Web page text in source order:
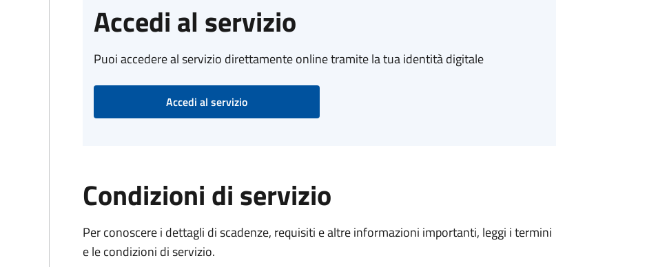
Accedi al servizio
Puoi accedere al servizio direttamente online tramite la tua identità digitale
Accedi al servizio
Condizioni di servizio
Per conoscere i dettagli di scadenze, requisiti e altre informazioni importanti, leggi i termini
e le condizioni di servizio.